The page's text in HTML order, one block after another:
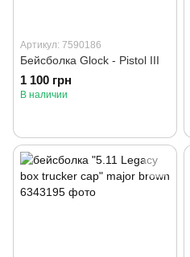
Артикул: 7590186
Бейсболка Glock - Pistol III
1 100 грн
В наличии